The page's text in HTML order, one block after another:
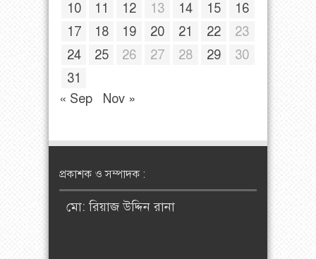
10
11 12 13 14 15
16
17
18 19 20 21 22
23
24
25 26 27 28 29
30
31
« Sep
Nov »
প্রকাশক ও সম্পাদক :
মো: রিয়াজ উদ্দিন রানা